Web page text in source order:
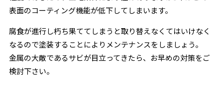
表面のコーティング機能が低下してしまいます。
腐食が進行し朽ち果ててしまうと取り替えなくてはいけなく
なるので塗装することによりメンテナンスをしましょう。
金属の大敵であるサビが目立ってきたら、お早めの対策をご
検討下さい。